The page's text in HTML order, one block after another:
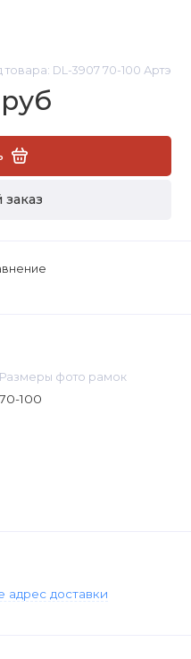
товара: DL-3907 70-100 Артэ
Размеры фото рамок
70-100
адрес доставки